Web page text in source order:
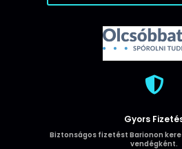

Gyors
Biztonságos fizetést Barionon
vendégként.